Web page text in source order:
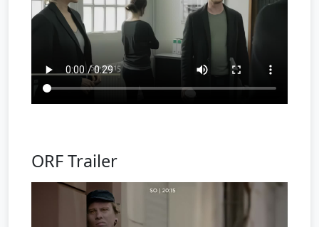
ORF Trailer